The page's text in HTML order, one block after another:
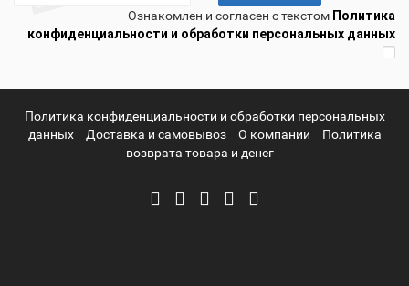
Ознакомлен и согласен с текстом Политика
конфиденциальности и обработки персональных данных
Политика конфиденциальности и обработки персональных
данных
Доставка и самовывоз О компании
Политика
возврата товара и денег